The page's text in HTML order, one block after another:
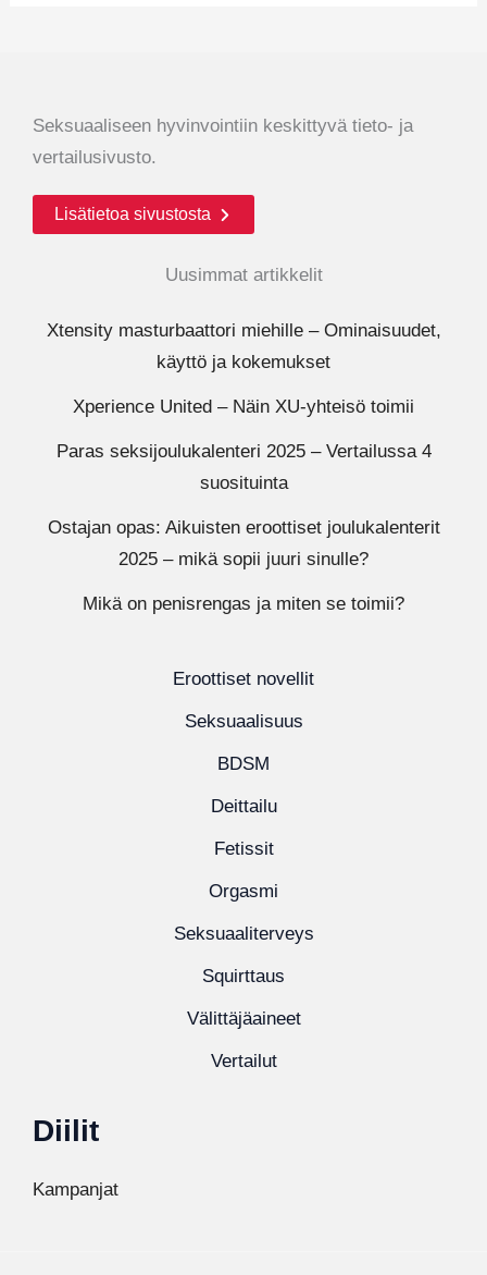
Seksuaaliseen hyvinvointiin keskittyvä tieto- ja
vertailusivusto.
Lisätietoa sivustosta
Uusimmat artikkelit
Xtensity masturbaattori miehille – Ominaisuudet,
käyttö ja kokemukset
Xperience United – Näin XU-yhteisö toimii
Paras seksijoulukalenteri 2025 – Vertailussa 4
suosituinta
Ostajan opas: Aikuisten eroottiset joulukalenterit
2025 – mikä sopii juuri sinulle?
Mikä on penisrengas ja miten se toimii?
Eroottiset novellit
Seksuaalisuus
BDSM
Deittailu
Fetissit
Orgasmi
Seksuaaliterveys
Squirttaus
Välittäjäaineet
Vertailut
Diilit
Kampanjat